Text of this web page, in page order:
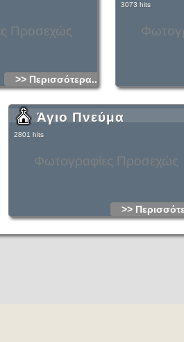
Προσεχώς
>> Περισσότερα...
3073 hits
Φωτογραφίες Προσεχώς
Άγιο Πνεύμα
2801 hits
>>